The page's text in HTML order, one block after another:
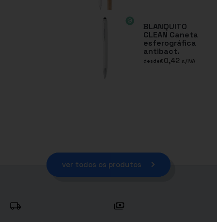
BLANQUITO
CLEAN Caneta
esferográfica
antibact.
desde€0,42 s/IVA
ver todos os produtos